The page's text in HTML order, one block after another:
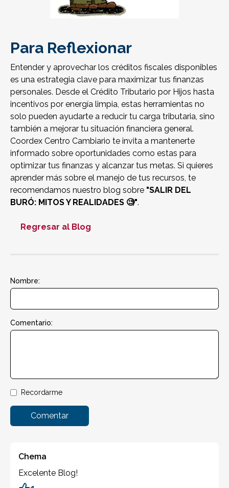
Para Reflexionar
Entender y aprovechar los créditos fiscales disponibles
es una estrategia clave para maximizar tus finanzas
personales. Desde el Crédito Tributario por Hijos hasta
incentivos por energía limpia, estas herramientas no
solo pueden ayudarte a reducir tu carga tributaria, sino
también a mejorar tu situación financiera general.
Coordex Centro Cambiario te invita a mantenerte
informado sobre oportunidades como estas para
optimizar tus finanzas y alcanzar tus metas. Si quieres
aprender más sobre el manejo de tus recursos, te
recomendamos nuestro blog sobre "SALIR DEL
BURÓ: MITOS Y REALIDADES 🧐".
Regresar al Blog
Nombre:
Comentario:
Recordarme
Comentar
Chema
Excelente Blog!